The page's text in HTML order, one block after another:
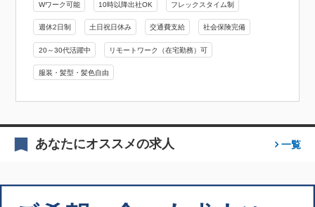
Wワーク可能 10時以降出社OK フレックスタイム制
週休2日制 土日祝日休み 交通費支給 社会保険完備
20～30代活躍中 リモートワーク（在宅勤務）可
服装・髪型・髪色自由
あなたにオススメの求人 一覧